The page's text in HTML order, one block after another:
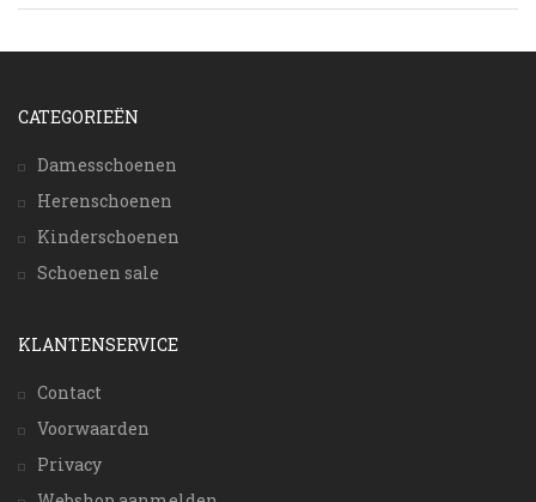
CATEGORIEËN
Damesschoenen
Herenschoenen
Kinderschoenen
Schoenen sale
KLANTENSERVICE
Contact
Voorwaarden
Privacy